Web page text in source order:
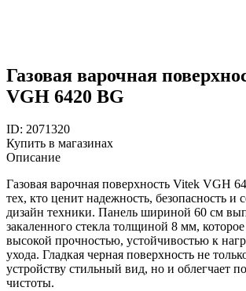
Газовая варочная
VGH 6420 BG
ID: 2071320
Купить в магазинах
Описание
Газовая варочная поверхность Vitek VGH
тех, кто ценит надежность, безопасность и
дизайн техники. Панель шириной 60 см
закаленного стекла толщиной 8 мм, которое
высокой прочностью, устойчивостью к
ухода. Гладкая черная поверхность не
устройству стильный вид, но и облегчает
чистоты.